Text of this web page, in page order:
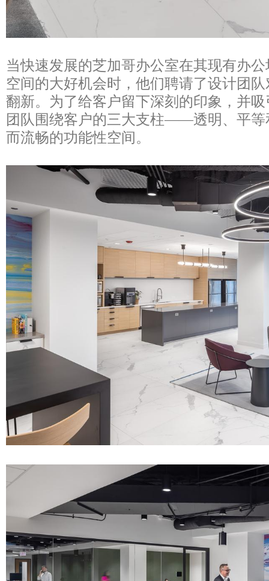
当快速发展的芝加哥办公室在其现有办
空间的大好机会时，他们聘请了设计团
翻新。为了给客户留下深刻的印象，并
团队围绕客户的三大支柱——透明、平
而流畅的功能性空间。